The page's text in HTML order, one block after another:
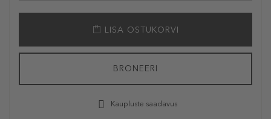
LISA OSTUKORVI
BRONEERI
Kaupluste saadavus